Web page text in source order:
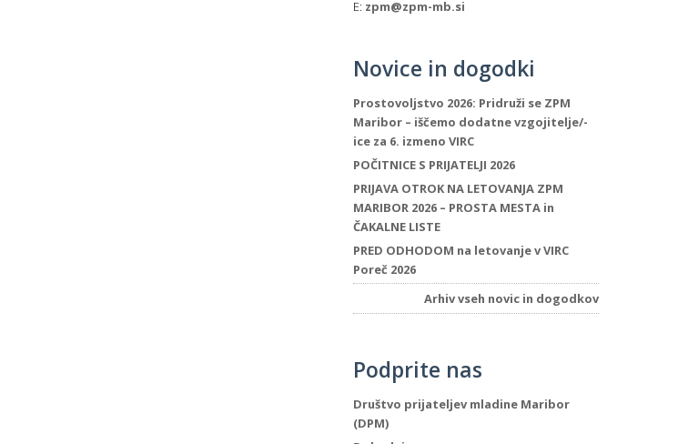
E: zpm@zpm-mb.si
Novice in dogodki
Prostovoljstvo 2026: Pridruži se ZPM
Maribor – iščemo dodatne vzgojitelje/-
ice za 6. izmeno VIRC
POČITNICE S PRIJATELJI 2026
PRIJAVA OTROK NA LETOVANJA ZPM
MARIBOR 2026 – PROSTA MESTA in
ČAKALNE LISTE
PRED ODHODOM na letovanje v VIRC
Poreč 2026
Arhiv vseh novic in dogodkov
Podprite nas
Društvo prijateljev mladine Maribor
(DPM)